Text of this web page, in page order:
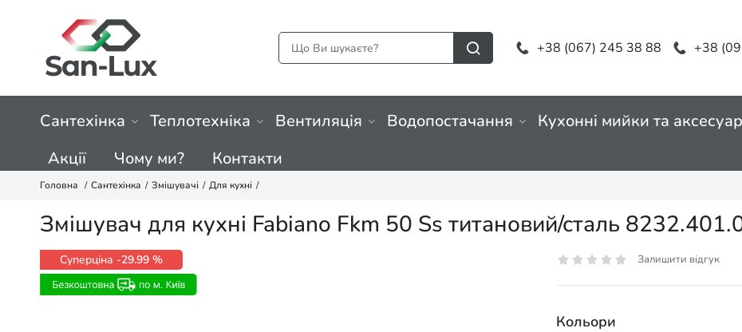
+38 (067) 245 38 88 +38
Сантехінка Теплотехніка Вентиляція Водопостачання
Кухонні мийки та
Акції
Чому ми? Контакти
Головна Сантехінка Змішувачі Для кухні
Змішувач для кухні Fabiano Fkm 50 Ss титановий/сталь
Суперціна -29.99 % Залишити відгук
Кольори